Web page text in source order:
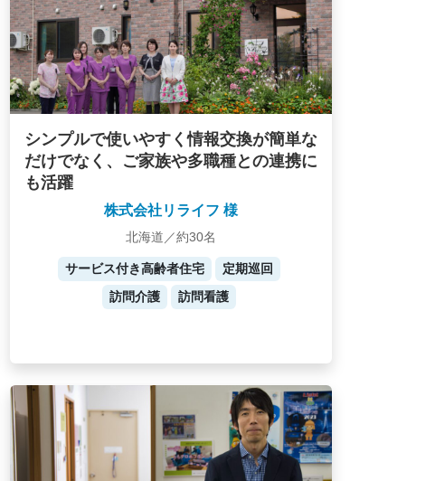
シンプルで使いやすく情報交換が簡単な
だけでなく、ご家族や多職種との連携に
も活躍
株式会社リライフ 様
北海道／約30名
サービス付き高齢者住宅
定期巡回
訪問介護
訪問看護